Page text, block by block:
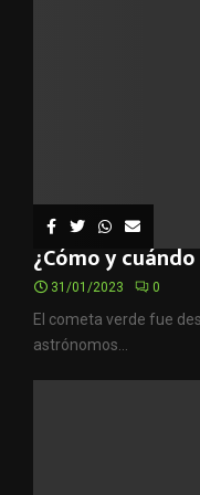
¿Cómo y
31/01/2023 0
El cometa verde fue
astrónomos...